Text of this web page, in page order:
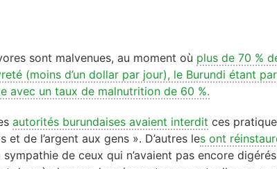
sont malvenues, au moment où plus de 70 %
(moins d’un dollar par jour), le Burundi étant
avec un taux de malnutrition de 60 %.
autorités burundaises avaient interdit ces
de l’argent aux gens ». D’autres les ont
de ceux qui n’avaient pas encore digérés